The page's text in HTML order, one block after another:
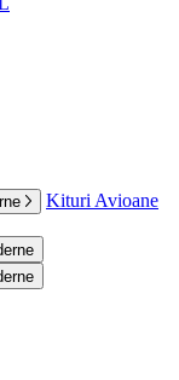
Kituri Avioane